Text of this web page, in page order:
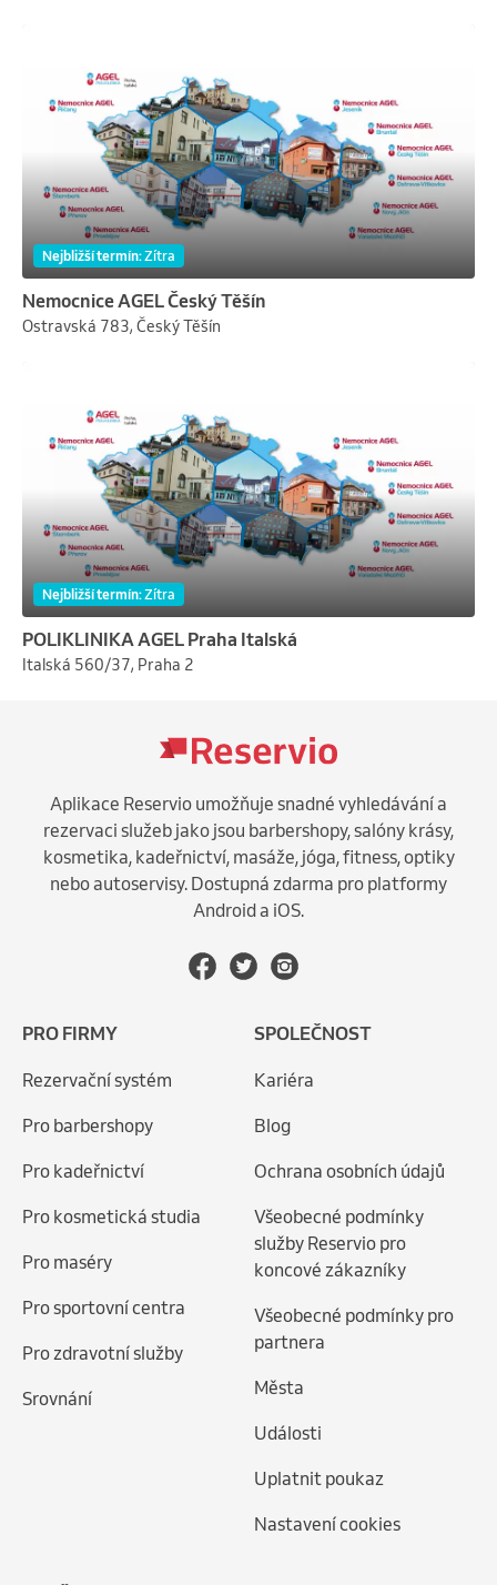
Nejbližší termín: Zítra
Nemocnice AGEL Český Těšín
Ostravská 783, Český Těšín
Nejbližší termín: Zítra
POLIKLINIKA AGEL Praha Italská
Italská 560/37, Praha 2
Aplikace Reservio umožňuje snadné vyhledávání a
rezervaci služeb jako jsou barbershopy, salóny krásy,
kosmetika, kadeřnictví, masáže, jóga, fitness, optiky
nebo autoservisy. Dostupná zdarma pro platformy
Android a iOS.
PRO FIRMY
Rezervační systém
Pro barbershopy
Pro kadeřnictví
Pro kosmetická studia
Pro maséry
Pro sportovní centra
Pro zdravotní služby
Srovnání
SPOLEČNOST
Kariéra
Blog
Ochrana osobních údajů
Všeobecné podmínky
služby Reservio pro
koncové zákazníky
Všeobecné podmínky pro
partnera
Města
Události
Uplatnit poukaz
Nastavení cookies